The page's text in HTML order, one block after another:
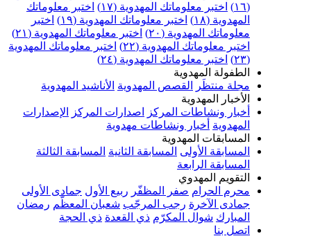
اختبر معلوماتك المهدوية (١٧)
اختبر معلوماتك
اختبر معلوماتك المهدوية (١٩)
اختبر
المهدوية (٢٠)
اختبر معلوماتك المهدوية (٢١)
معلوماتك المهدوية (٢٢)
اختبر معلوماتك المهدوية
اختبر معلوماتك المهدوية (٢٤)
المهدوية
منتظَر
القصص المهدوية الأناشيد المهدوية
المهدوية
ونشاطات المركز اصدارات المركز الإصدارات
أخبار ونشاطات مهدوية
المهدوية
الأولى المسابقة الثانية المسابقة الثالثة
الرابعة
المهدوي
الحرام
صفر المظفّر ربيع الأول جمادى الأولى
رجب المرجّب شعبان المعظّم رمضان
شوال المكرّم ذي القعدة ذي الحجة